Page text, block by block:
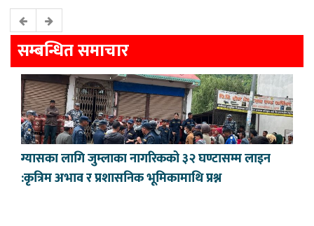
सम्बन्धित समाचार
ग्यासका लागि जुम्लाका नागरिकको ३२ घण्टासम्म लाइन
:कृत्रिम अभाव र प्रशासनिक भूमिकामाथि प्रश्न